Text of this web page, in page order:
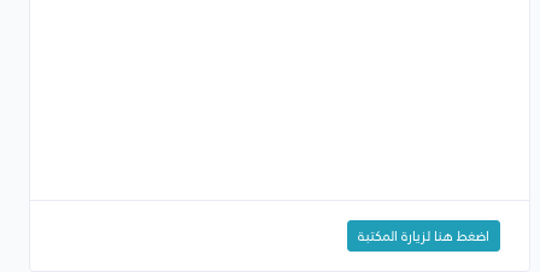
اضغط هنا لزيارة المكتبة